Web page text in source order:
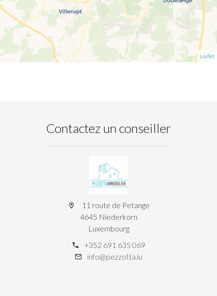
Leaflet
Contactez un conseiller
11 route de Petange
4645 Niederkorn
Luxembourg
+352 691 635 069
info@pezzotta.lu